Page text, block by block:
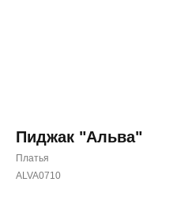
Пиджак "Альва"
Платья
ALVA0710